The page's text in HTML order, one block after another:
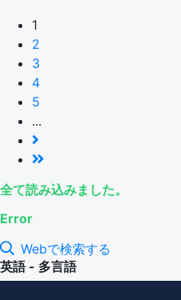
1
2
3
4
5
...
全て読み込みました。
Error
Webで検索する
英語 - 多言語